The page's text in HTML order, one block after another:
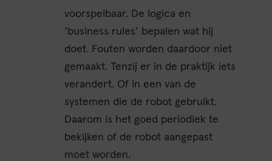
voorspelbaar. De logica en
‘business rules’ bepalen wat hij
doet. Fouten worden daardoor niet
gemaakt. Tenzij er in de praktijk iets
verandert. Of in een van de
systemen die de robot gebruikt.
Daarom is het goed periodiek te
bekijken of de robot aangepast
moet worden.